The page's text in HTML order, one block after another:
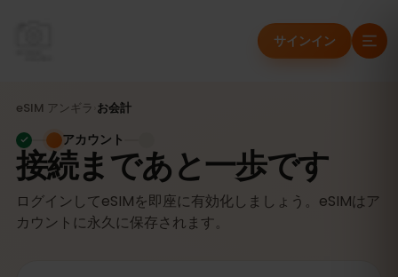
サインイン
eSIM アンギラ お会計
接続まであと一歩です
ログインしてeSIMを即座に有効化しましょう。eSIMはア
カウントに永久に保存されます。
アカウント